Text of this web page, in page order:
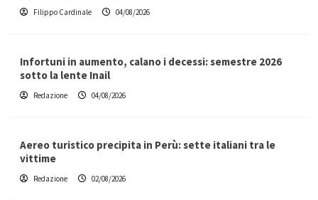
Filippo Cardinale 04/08/2026
Infortuni in aumento, calano i decessi: semestre 2026
sotto la lente Inail
Redazione 04/08/2026
Aereo turistico precipita in Perù: sette italiani tra le
vittime
Redazione 02/08/2026